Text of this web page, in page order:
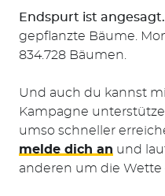
Endspurt ist angesagt.
gepflanzte Bäume.
834.728 Bäumen.
Und auch du kannst
Kampagne
umso schneller
melde dich an und
anderen um die Wette